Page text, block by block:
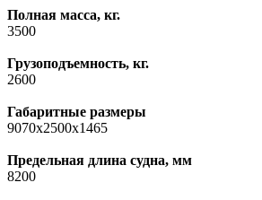
Полная масса, кг.
3500
Грузоподъемность, кг.
2600
Габаритные размеры
9070x2500x1465
Предельная длина судна, мм
8200